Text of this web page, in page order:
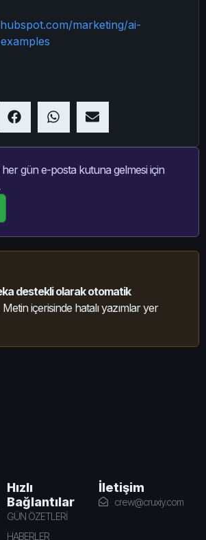
marketing/ai-
gün e-posta kutuna gelmesi için
destekli olarak otomatik
Metin içerisinde hatalı yazımlar yer
Hızlı
Bağlantılar
GÜN ÖZETLERİ
HABERLER
İletişim
crew@cruxiy.com